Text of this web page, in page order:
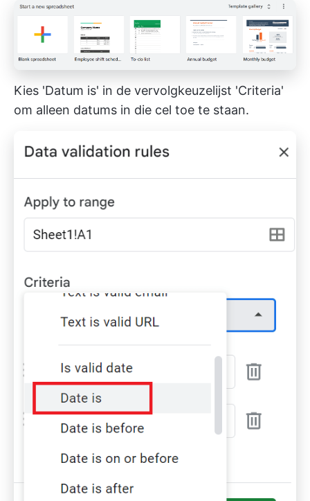
Kies 'Datum is' in de vervolgkeuzelijst 'Criteria'
om alleen datums in die cel toe te staan.